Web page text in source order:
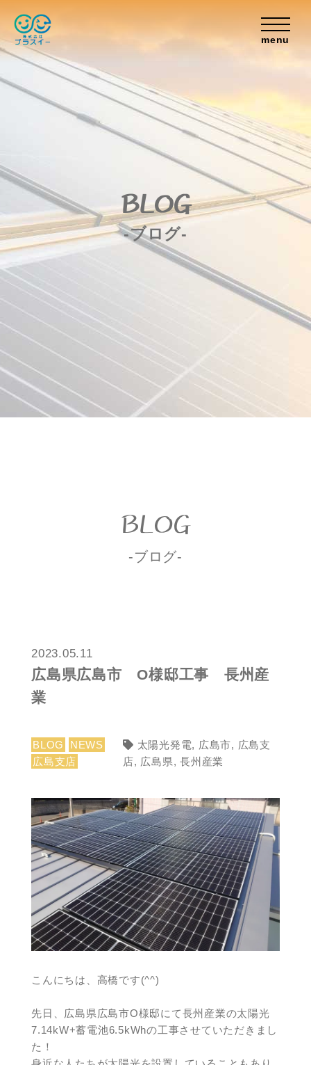
menu
BLOG
-ブログ-
BLOG
-ブログ-
2023.05.11
広島県広島市 O様邸工事 長州産
業
BLOG
NEWS
広島支店
太陽光発電, 広島市, 広島支
店, 広島県,長州産業
こんにちは、高橋です(^^)
先日、広島県広島市O様邸にて長州産業の太陽光
7.14kW+蓄電池6.5kWhの工事させていただきまし
た！